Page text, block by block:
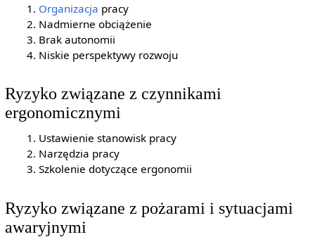
Organizacja pracy
Nadmierne obciążenie
Brak autonomii
Niskie perspektywy rozwoju
Ryzyko związane z czynnikami
ergonomicznymi
Ustawienie stanowisk pracy
Narzędzia pracy
Szkolenie dotyczące ergonomii
Ryzyko związane z pożarami i sytuacjami
awaryjnymi